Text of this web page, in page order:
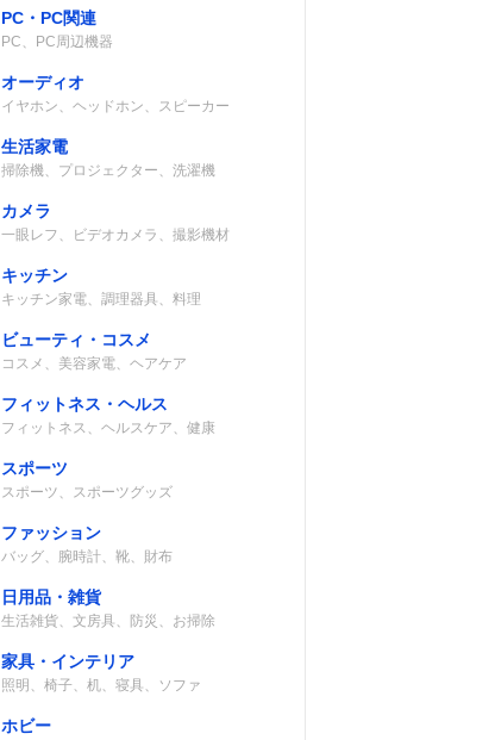
PC・PC関連
PC、PC周辺機器
オーディオ
イヤホン、ヘッドホン、スピーカー
生活家電
掃除機、プロジェクター、洗濯機
カメラ
一眼レフ、ビデオカメラ、撮影機材
キッチン
キッチン家電、調理器具、料理
ビューティ・コスメ
コスメ、美容家電、ヘアケア
フィットネス・ヘルス
フィットネス、ヘルスケア、健康
スポーツ
スポーツ、スポーツグッズ
ファッション
バッグ、腕時計、靴、財布
日用品・雑貨
生活雑貨、文房具、防災、お掃除
家具・インテリア
照明、椅子、机、寝具、ソファ
ホビー